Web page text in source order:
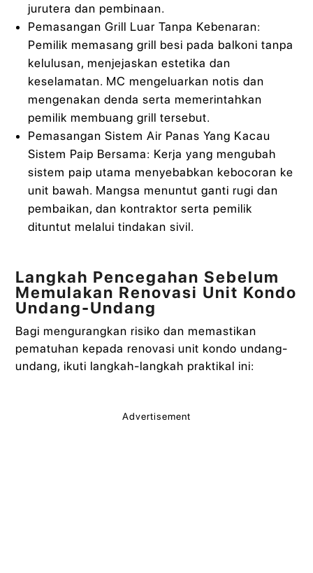
jurutera dan pembinaan.
Pemasangan Grill Luar Tanpa Kebenaran:
Pemilik memasang grill besi pada balkoni tanpa
kelulusan, menjejaskan estetika dan
keselamatan. MC mengeluarkan notis dan
mengenakan denda serta memerintahkan
pemilik membuang grill tersebut.
Pemasangan Sistem Air Panas Yang Kacau
Sistem Paip Bersama: Kerja yang mengubah
sistem paip utama menyebabkan kebocoran ke
unit bawah. Mangsa menuntut ganti rugi dan
pembaikan, dan kontraktor serta pemilik
dituntut melalui tindakan sivil.
Langkah Pencegahan Sebelum
Memulakan Renovasi Unit Kondo
Undang-Undang
Bagi mengurangkan risiko dan memastikan
pematuhan kepada renovasi unit kondo undang-
undang, ikuti langkah-langkah praktikal ini:
Advertisement